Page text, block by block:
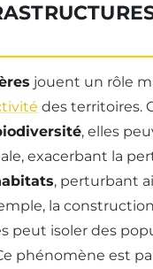
jouent un rôle
des territoires.
, elles
exacerbant la
, perturbant
la
peut isoler des
phénomène est